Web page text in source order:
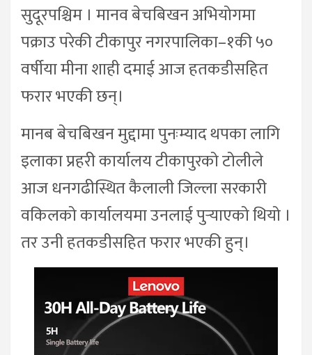
सुदूरपश्चिम । मानव बेचबिखन अभियोगमा
पक्राउ परेकी टीकापुर नगरपालिका–१की ५०
वर्षीया मीना शाही दमाई आज हतकडीसहित
फरार भएकी छन्।
मानब बेचबिखन मुद्दामा पुनःम्याद थपका लागि
इलाका प्रहरी कार्यालय टीकापुरको टोलीले
आज धनगढीस्थित कैलाली जिल्ला सरकारी
वकिलको कार्यालयमा उनलाई पुर्‍याएको थियो ।
तर उनी हतकडीसहित फरार भएकी हुन्।